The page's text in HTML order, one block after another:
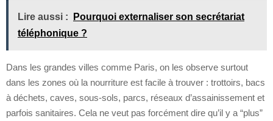
Lire aussi :
Pourquoi externaliser son secrétariat
téléphonique ?
Dans les grandes villes comme Paris, on les observe surtout
dans les zones où la nourriture est facile à trouver : trottoirs, bacs
à déchets, caves, sous-sols, parcs, réseaux d’assainissement et
parfois sanitaires. Cela ne veut pas forcément dire qu’il y a “plus”